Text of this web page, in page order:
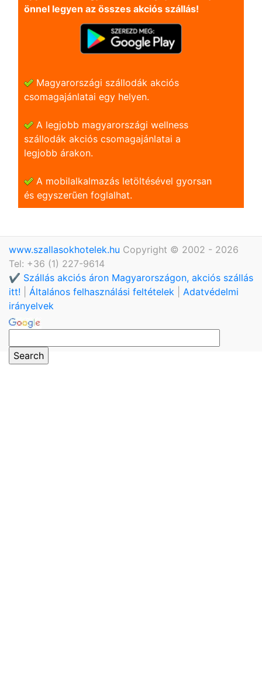
önnel legyen az összes akciós szállás!
Magyarországi szállodák akciós
csomagajánlatai egy helyen.
A legjobb magyarországi wellness
szállodák akciós csomagajánlatai a
legjobb árakon.
A mobilalkalmazás letöltésével gyorsan
és egyszerũen foglalhat.
www.szallasokhotelek.hu Copyright © 2002 - 2026
Tel: +36 (1) 227-9614
✔️ Szállás akciós áron Magyarországon, akciós szállás
itt!
Általános felhasználási feltételek
Adatvédelmi
irányelvek